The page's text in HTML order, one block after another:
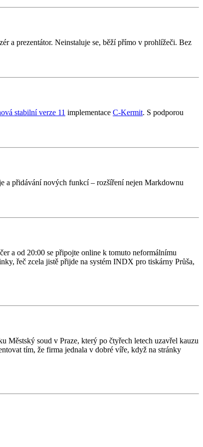
a prezentátor. Neinstaluje se, běží přímo v prohlížeči. Bez
stabilní verze 11 implementace C-Kermit. S podporou
a přidávání nových funkcí – rozšíření nejen Markdownu
a od 20:00 se připojte online k tomuto neformálnímu
řeč zcela jistě přijde na systém INDX pro tiskárny Průša,
Městský soud v Praze, který po čtyřech letech uzavřel kauzu
tím, že firma jednala v dobré víře, když na stránky